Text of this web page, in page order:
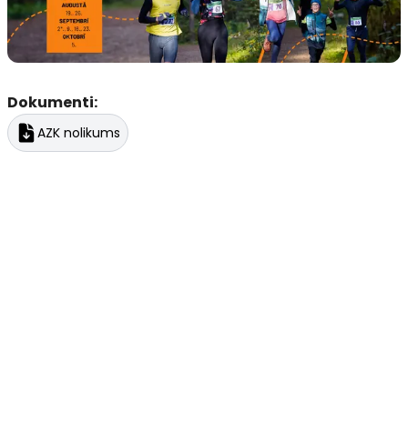
Dokumenti:
AZK nolikums